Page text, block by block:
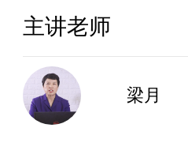
主讲老师
梁月